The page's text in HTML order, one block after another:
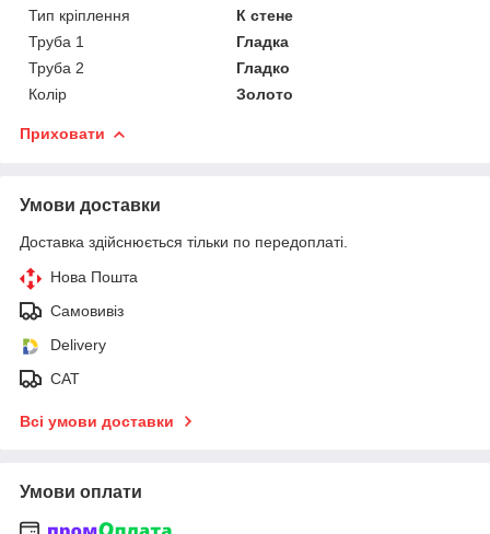
Тип кріплення
К стене
Труба 1
Гладка
Труба 2
Гладко
Колір
Золото
Приховати
Умови доставки
Доставка здійснюється тільки по передоплаті.
Нова Пошта
Самовивіз
Delivery
САТ
Всі умови доставки
Умови оплати